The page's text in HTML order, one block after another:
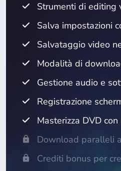
Strumenti di editing
Salva impostazioni
Salvataggio video
Modalità di
Gestione audio e
Registrazione
Masterizza DVD
Download paralleli
Crediti bonus per